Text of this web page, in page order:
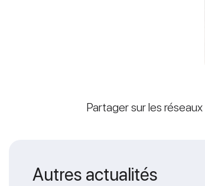
Partager sur les
Autres actualités